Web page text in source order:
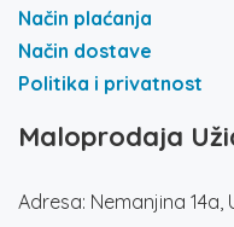
Način plaćanja
Način dostave
Politika i privatnost
Maloprodaja
Adresa: Nemanjina 14a,